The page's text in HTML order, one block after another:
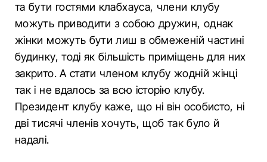
та бути гостями клабхауса, члени клубу
можуть приводити з собою дружин, однак
жінки можуть бути лиш в обмеженій частині
будинку, тоді як більшість приміщень для них
закрито. А стати членом клубу жодній жінці
так і не вдалось за всю історію клубу.
Президент клубу каже, що ні він особисто, ні
дві тисячі членів хочуть, щоб так було й
надалі.